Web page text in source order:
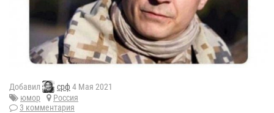
Добавил срф 4 Мая 2021
юмор
Россия
3 комментария